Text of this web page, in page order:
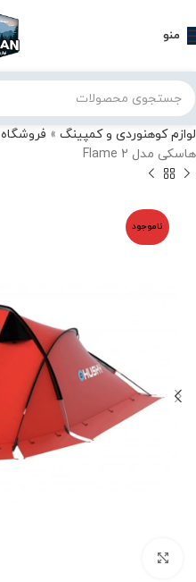
منو
لوازم کوهنوردی و کمپینگ » فروشگاه
هاسکی مدل Flame 2
ناموجود